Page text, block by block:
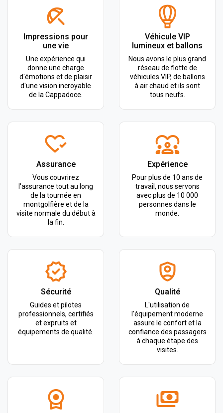
Impressions pour
une vie
Une expérience qui
donne une charge
d'émotions et de plaisir
d'une vision incroyable
de la Cappadoce.
Véhicule VIP
lumineux et ballons
Nous avons le plus grand
réseau de flotte de
véhicules VIP, de ballons
à air chaud et ils sont
tous neufs.
Assurance
Vous couvrirez
l'assurance tout au long
de la tournée en
montgolfière et de la
visite normale du début à
la fin.
Expérience
Pour plus de 10 ans de
travail, nous servons
avec plus de 10 000
personnes dans le
monde.
Sécurité
Guides et pilotes
professionnels, certifiés
et expruits et
équipements de qualité.
Qualité
L'utilisation de
l'équipement moderne
assure le confort et la
confiance des passagers
à chaque étape des
visites.